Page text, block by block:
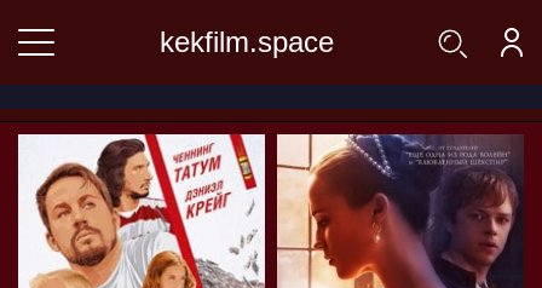
kekfilm.space